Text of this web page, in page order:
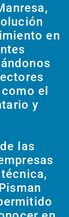
en
el
y
las